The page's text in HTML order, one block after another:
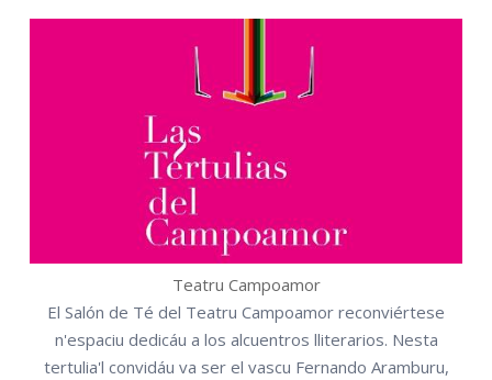
Teatru Campoamor
El Salón de Té del Teatru Campoamor reconviértese
n'espaciu dedicáu a los alcuentros lliterarios. Nesta
tertulia'l convidáu va ser el vascu Fernando Aramburu,